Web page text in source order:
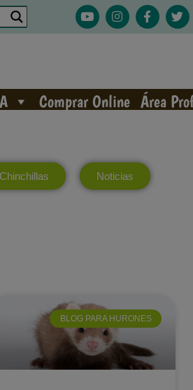
Comprar Online Área
Chinchillas Noticias
BLOG PARA HURONES